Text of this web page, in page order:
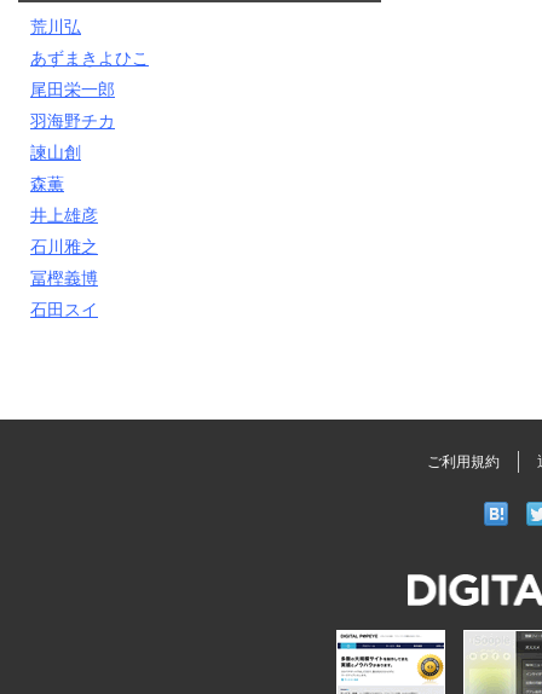
荒川弘
あずまきよひこ
尾田栄一郎
羽海野チカ
諫山創
森薫
井上雄彦
石川雅之
冨樫義博
石田スイ
ご利用規約